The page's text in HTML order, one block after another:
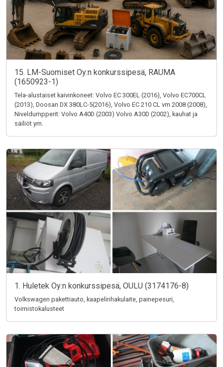
15. LM-Suomiset Oy:n konkurssipesä, RAUMA
(1650923-1)
Tela-alustaiset kaivinkoneet: Volvo EC 300EL (2016), Volvo EC700CL
(2013), Doosan DX 380LC-5(2016), Volvo EC 210 CL vm 2008 (2008),
Niveldumpperit: Volvo A40D (2003) Volvo A30D (2002), kauhat ja
säiliöt ym.
1. Huletek Oy:n konkurssipesä, OULU (3174176-8)
Volkswagen pakettiauto, kaapelinhakulaite, painepesuri,
toimistokalusteet